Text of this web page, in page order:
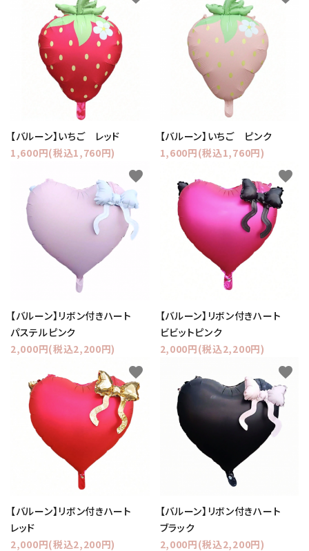
【バルーン】いちご レッド
1,600円(税込1,760円)
【バルーン】いちご ピンク
1,600円(税込1,760円)
【バルーン】リボン付きハート
パステルピンク
2,000円(税込2,200円)
favorite
【バルーン】リボン付きハート
ビビットピンク
2,000円(税込2,200円)
favorite
【バルーン】リボン付きハート
レッド
2,000円(税込2,200円)
favorite
【バルーン】リボン付きハート
ブラック
2,000円(税込2,200円)
favorite